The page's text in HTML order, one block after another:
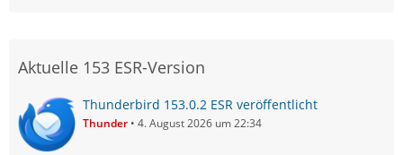
Aktuelle 153 ESR-Version
Thunderbird 153.0.2 ESR veröffentlicht
Thunder 4. August 2026 um 22:34